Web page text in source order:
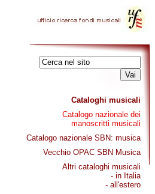
Cataloghi musicali
Catalogo nazionale dei
manoscritti musicali
Catalogo nazionale SBN: musica
Vecchio OPAC SBN Musica
Altri cataloghi musicali
- in Italia
- all'estero